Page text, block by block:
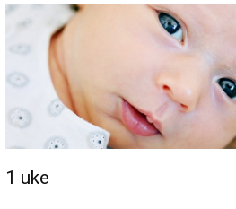
1 uke